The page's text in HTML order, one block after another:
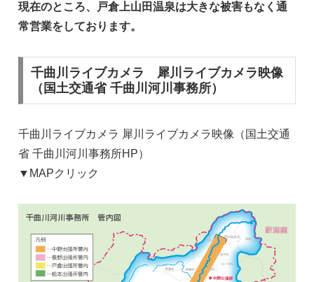
現在のところ、戸倉上山田温泉は大きな被害もなく通
常営業をしております。
千曲川ライブカメラ 犀川ライブカメラ映像
（国土交通省 千曲川河川事務所）
千曲川ライブカメラ 犀川ライブカメラ映像（国土交通
省 千曲川河川事務所HP）
▼MAPクリック